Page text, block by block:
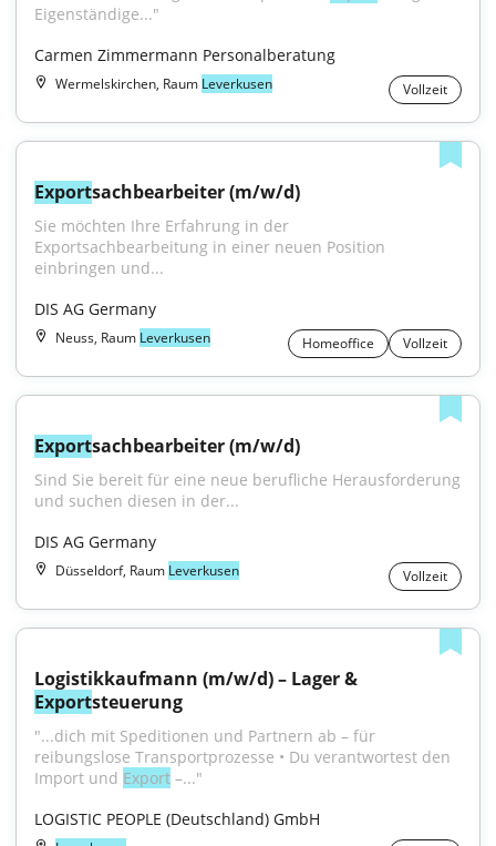
Eigenständige..."
Carmen Zimmermann Personalberatung
Wermelskirchen, Raum Leverkusen Vollzeit
Exportsachbearbeiter (m/w/d)
Sie möchten Ihre Erfahrung in der
Exportsachbearbeitung in einer neuen Position
einbringen und...
DIS AG Germany
Neuss, Raum Leverkusen Homeoffice Vollzeit
Exportsachbearbeiter (m/w/d)
Sind Sie bereit für eine neue berufliche Herausforderung
und suchen diesen in der...
DIS AG Germany
Düsseldorf, Raum Leverkusen Vollzeit
Exportsteuerung
"...dich mit Speditionen und Partnern ab – für
reibungslose Transportprozesse • Du verantwortest den
Import und Export –..."
LOGISTIC PEOPLE (Deutschland) GmbH